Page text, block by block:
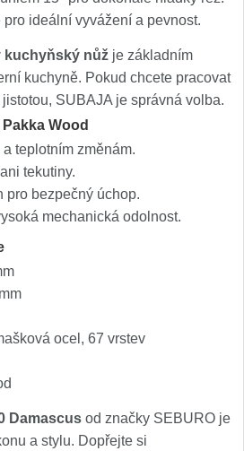
pro ideální vyvážení a pevnost.
kuchyňský nůž je základním
kuchyně. Pokud chcete pracovat
SUBAJA je správná volba.
Wood
teplotním změnám.
tekutiny.
pro bezpečný úchop.
mechanická odolnost.
ocel, 67 vrstev
Damascus od značky SEBURO je
a stylu. Dopřejte si